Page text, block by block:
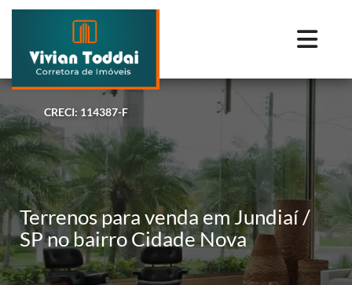
CRECI: 114387-F
Terrenos para venda em Jundiaí /
SP no bairro Cidade Nova